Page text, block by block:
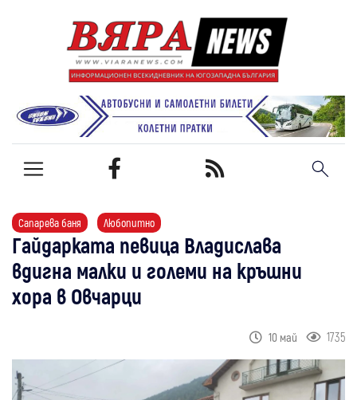
Сапарева баня Любопитно
Гайдарката певица Владислава
вдигна малки и големи на кръшни
хора в Овчарци
10 май 1735